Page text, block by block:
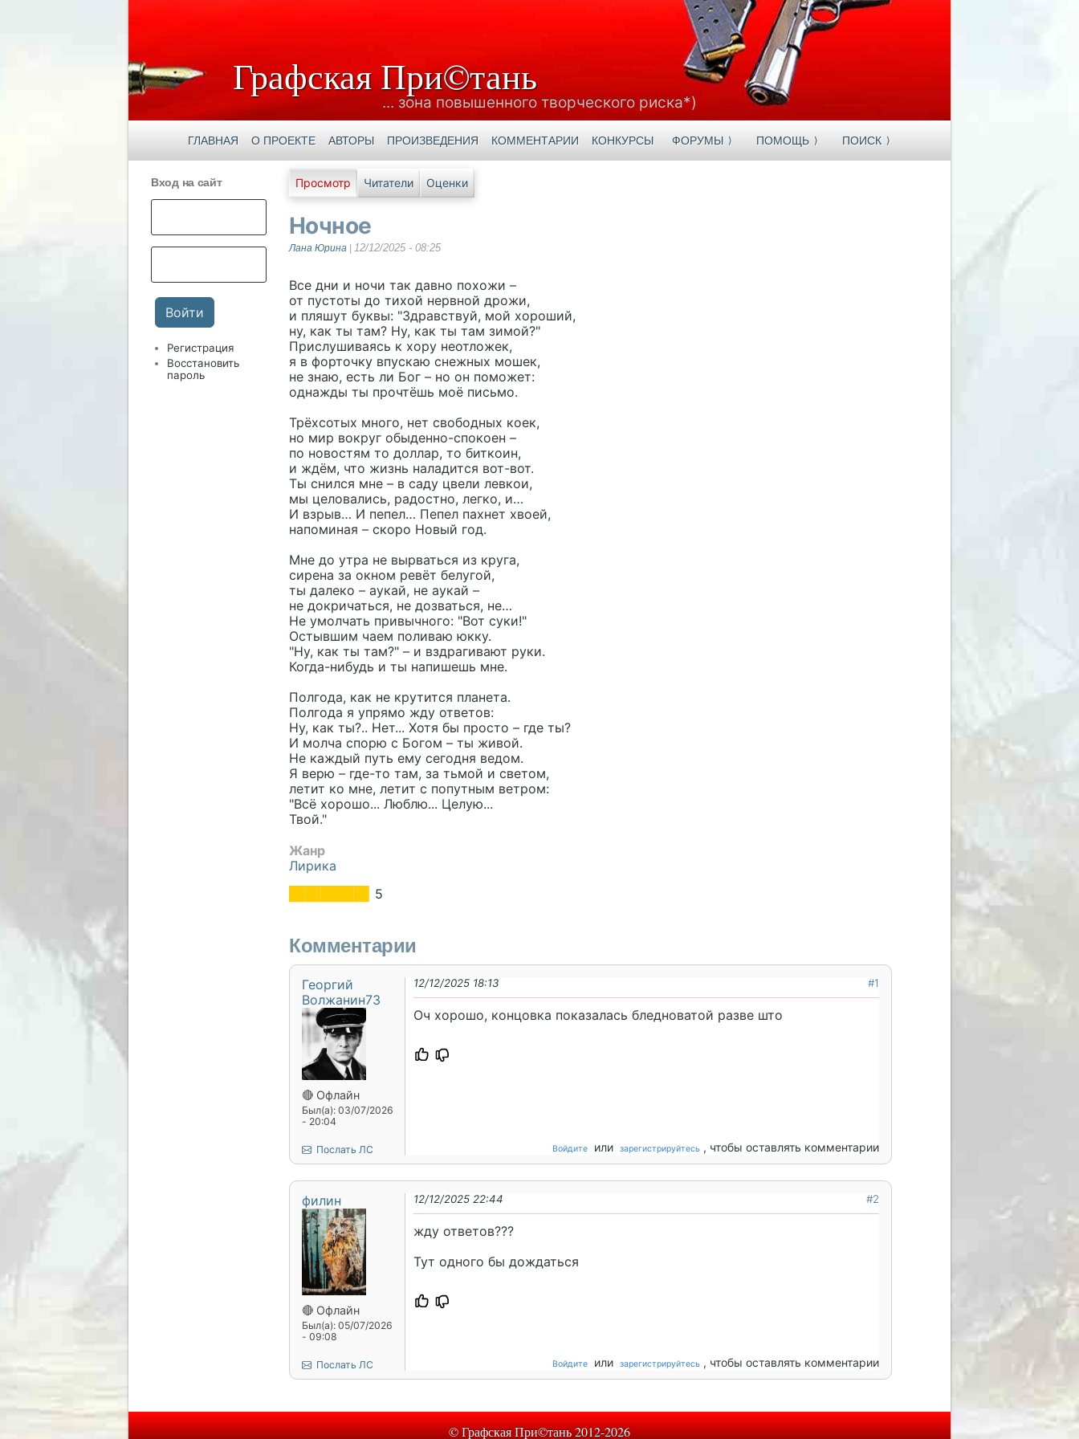
Графская При©тань
... зона повышенного творческого риска*)
ГЛАВНАЯ О ПРОЕКТЕ АВТОРЫ ПРОИЗВЕДЕНИЯ КОММЕНТАРИИ КОНКУРСЫ ФОРУМЫ ПОМОЩЬ ПОИСК
Вход на сайт
Регистрация
Восстановить
пароль
Главные вкладки
Просмотр Читатели Оценки
Ночное
Лана Юрина 12/12/2025 - 08:25
Все дни и ночи так давно похожи –
от пустоты до тихой нервной дрожи,
и пляшут буквы: "Здравствуй, мой хороший,
ну, как ты там? Ну, как ты там зимой?"
Прислушиваясь к хору неотложек,
я в форточку впускаю снежных мошек,
не знаю, есть ли Бог – но он поможет:
однажды ты прочтёшь моё письмо.
Трёхсотых много, нет свободных коек,
но мир вокруг обыденно-спокоен –
по новостям то доллар, то биткоин,
и ждём, что жизнь наладится вот-вот.
Ты снился мне – в саду цвели левкои,
мы целовались, радостно, легко, и…
И взрыв… И пепел… Пепел пахнет хвоей,
напоминая – скоро Новый год.
Мне до утра не вырваться из круга,
сирена за окном ревёт белугой,
ты далеко – аукай, не аукай –
не докричаться, не дозваться, не…
Не умолчать привычного: "Вот суки!"
Остывшим чаем поливаю юкку.
"Ну, как ты там?" – и вздрагивают руки.
Когда-нибудь и ты напишешь мне.
Полгода, как не крутится планета.
Полгода я упрямо жду ответов:
Ну, как ты?.. Нет... Хотя бы просто – где ты?
И молча спорю с Богом – ты живой.
Не каждый путь ему сегодня ведом.
Я верю – где-то там, за тьмой и светом,
летит ко мне, летит с попутным ветром:
"Всё хорошо... Люблю... Целую...
Твой."
Жанр
Лирика
5
Комментарии
Георгий
Волжанин73
🔴 Офлайн
Был(а): 03/07/2026
- 20:04
Послать ЛС
12/12/2025 18:13 #1
Оч хорошо, концовка показалась бледноватой разве што
Войдите или зарегистрируйтесь , чтобы оставлять комментарии
филин
🔴 Офлайн
Был(а): 05/07/2026
- 09:08
Послать ЛС
12/12/2025 22:44 #2
жду ответов???
Тут одного бы дождаться
Войдите или зарегистрируйтесь , чтобы оставлять комментарии
© Графская При©тань 2012-2026